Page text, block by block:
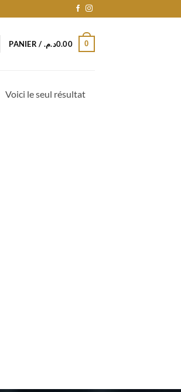
PANIER / 0.00د.م. 0
Voici le seul résultat